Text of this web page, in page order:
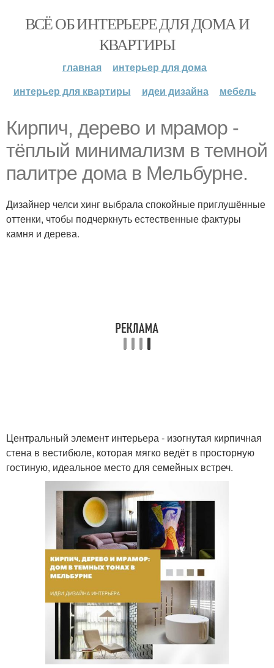
ВСЁ ОБ ИНТЕРЬЕРЕ ДЛЯ ДОМА И
КВАРТИРЫ
главная
интерьер для дома
интерьер для квартиры
идеи дизайна мебель
Кирпич, дерево и мрамор -
тёплый минимализм в темной
палитре дома в Мельбурне.
Дизайнер челси хинг выбрала спокойные приглушённые
оттенки, чтобы подчеркнуть естественные фактуры
камня и дерева.
Центральный элемент интерьера - изогнутая кирпичная
стена в вестибюле, которая мягко ведёт в просторную
гостиную, идеальное место для семейных встреч.